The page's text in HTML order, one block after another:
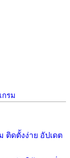
รม
ติดตั้งง่าย อัปเดต